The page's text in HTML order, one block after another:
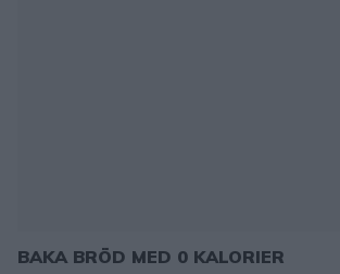
BAKA BRÖD MED 0 KALORIER